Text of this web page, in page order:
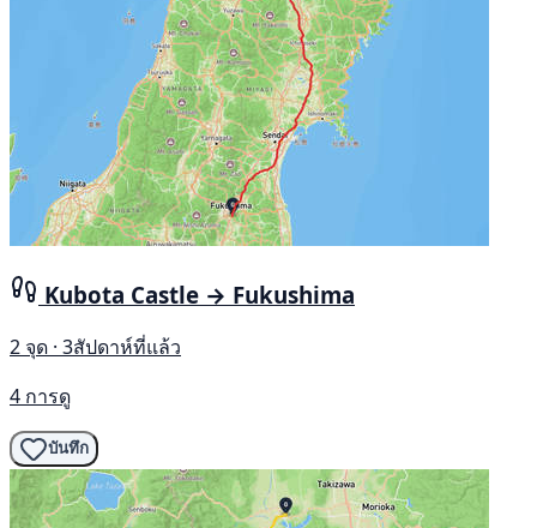
Kubota Castle → Fukushima
2 จุด · 3สัปดาห์ที่แล้ว
4 การดู
บันทึก